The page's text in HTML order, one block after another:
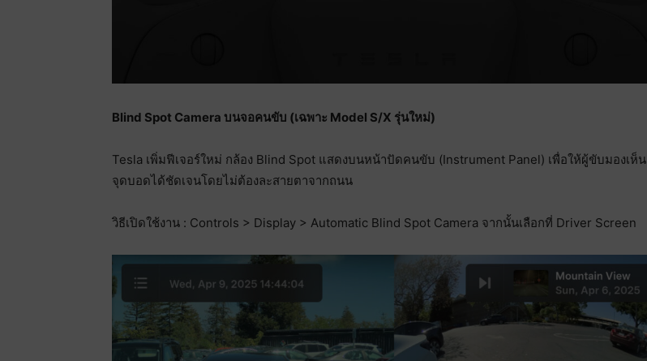
Blind Spot Camera บนจอคนขับ (เฉพาะ Model S/X รุ่นใหม่)
Tesla เพิ่มฟีเจอร์ใหม่ กล้อง Blind Spot แสดงบนหน้าปัดคนขับ (Instrument Panel) เพื่อให้ผู้ขับมองเห็น
จุดบอดได้ชัดเจนโดยไม่ต้องละสายตาจากถนน
วิธีเปิดใช้งาน : Controls > Display > Automatic Blind Spot Camera จากนั้นเลือกที่ Driver Screen